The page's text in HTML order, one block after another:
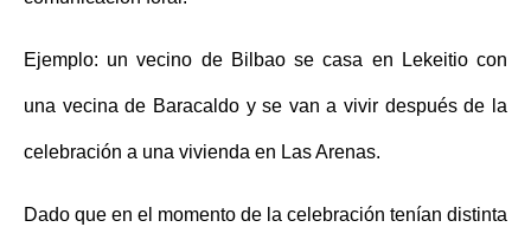
Ejemplo: un vecino de Bilbao se casa en Lekeitio con
una vecina de Baracaldo y se van a vivir después de la
celebración a una vivienda en Las Arenas.
Dado que en el momento de la celebración tenían distinta